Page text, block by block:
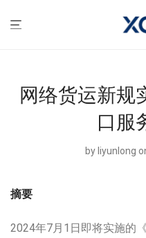
网络货运新规
口服
by liyunlong
摘要
2024年7月1日即将实施的